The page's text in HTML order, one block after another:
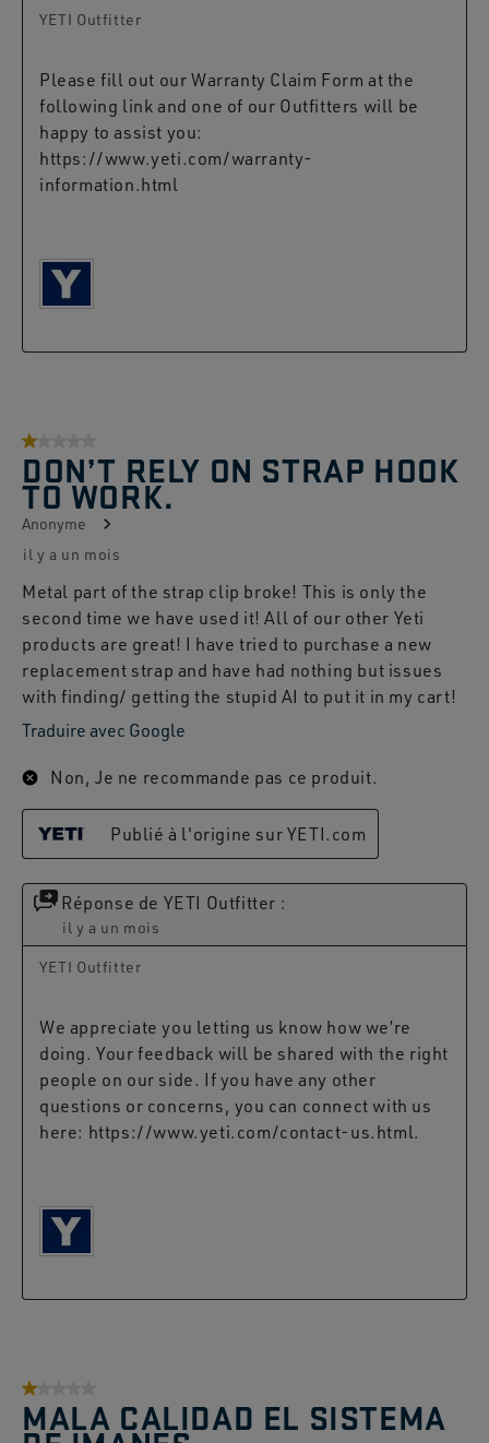
YETI Outfitter
Please fill out our Warranty Claim Form at the
following link and one of our Outfitters will be
happy to assist you:
https://www.yeti.com/warranty-
information.html
1 sur 5 étoiles.
DON’T RELY ON STRAP HOOK
TO WORK.
Anonyme
il y a un mois
Metal part of the strap clip broke! This is only the
second time we have used it! All of our other Yeti
products are great! I have tried to purchase a new
replacement strap and have had nothing but issues
with finding/ getting the stupid AI to put it in my cart!
Traduire avec Google
Non, Je ne recommande pas ce produit.
Publié à l'origine sur YETI.com
Réponse de YETI Outfitter :
il y a un mois
YETI Outfitter
We appreciate you letting us know how we’re
doing. Your feedback will be shared with the right
people on our side. If you have any other
questions or concerns, you can connect with us
here: https://www.yeti.com/contact-us.html.
1 sur 5 étoiles.
MALA CALIDAD EL SISTEMA